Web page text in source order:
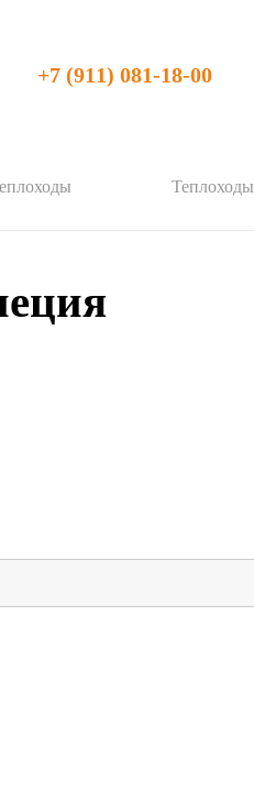
+7 (911) 081-18-00
Теплоходы